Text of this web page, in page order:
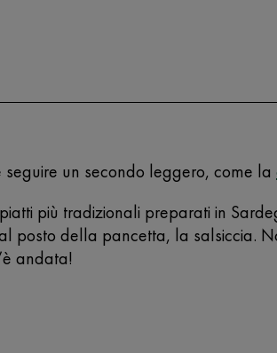
un secondo leggero, come la
più tradizionali preparati in
posto della pancetta, la salsiccia.
andata!